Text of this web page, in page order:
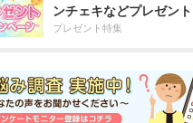
ンチェキなどプレゼント
プレゼント特集